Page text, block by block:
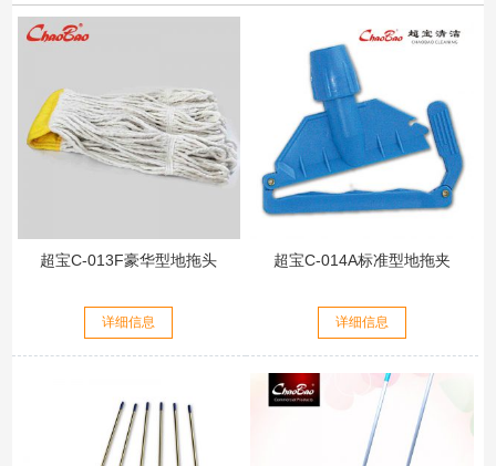
超宝C-013F豪华型地拖头
详细信息
超宝C-014A标准型地拖夹
详细信息